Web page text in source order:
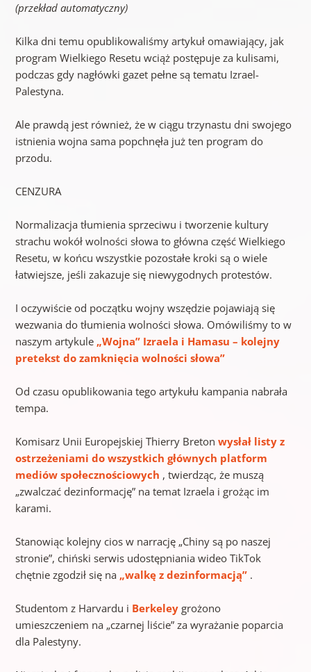
(przekład automatyczny)
Kilka dni temu opublikowaliśmy artykuł omawiający, jak
program Wielkiego Resetu wciąż postępuje za kulisami,
podczas gdy nagłówki gazet pełne są tematu Izrael-
Palestyna.
Ale prawdą jest również, że w ciągu trzynastu dni swojego
istnienia wojna sama popchnęła już ten program do
przodu.
CENZURA
Normalizacja tłumienia sprzeciwu i tworzenie kultury
strachu wokół wolności słowa to główna część Wielkiego
Resetu, w końcu wszystkie pozostałe kroki są o wiele
łatwiejsze, jeśli zakazuje się niewygodnych protestów.
I oczywiście od początku wojny wszędzie pojawiają się
wezwania do tłumienia wolności słowa. Omówiliśmy to w
naszym artykule „Wojna” Izraela i Hamasu – kolejny
pretekst do zamknięcia wolności słowa”
Od czasu opublikowania tego artykułu kampania nabrała
tempa.
Komisarz Unii Europejskiej Thierry Breton wysłał listy z
ostrzeżeniami do wszystkich głównych platform
mediów społecznościowych , twierdząc, że muszą
„zwalczać dezinformację” na temat Izraela i grożąc im
karami.
Stanowiąc kolejny cios w narrację „Chiny są po naszej
stronie”, chiński serwis udostępniania wideo TikTok
chętnie zgodził się na „walkę z dezinformacją”.
Studentom z Harvardu i Berkeleygrożono
umieszczeniem na „czarnej liście” za wyrażanie poparcia
dla Palestyny.